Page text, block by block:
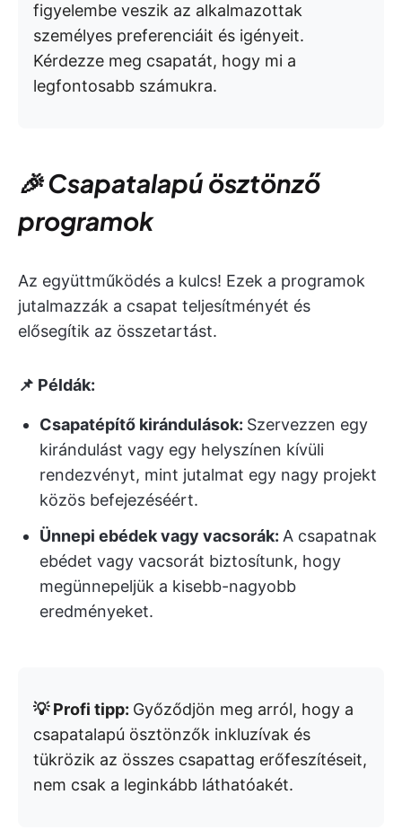
figyelembe veszik az alkalmazottak
személyes preferenciáit és igényeit.
Kérdezze meg csapatát, hogy mi a
legfontosabb számukra.
🎉 Csapatalapú ösztönző
programok
Az együttműködés a kulcs! Ezek a programok
jutalmazzák a csapat teljesítményét és
elősegítik az összetartást.
📌 Példák:
Csapatépítő kirándulások: Szervezzen egy
kirándulást vagy egy helyszínen kívüli
rendezvényt, mint jutalmat egy nagy projekt
közös befejezéséért.
Ünnepi ebédek vagy vacsorák: A csapatnak
ebédet vagy vacsorát biztosítunk, hogy
megünnepeljük a kisebb-nagyobb
eredményeket.
💡 Profi tipp: Győződjön meg arról, hogy a
csapatalapú ösztönzők inkluzívak és
tükrözik az összes csapattag erőfeszítéseit,
nem csak a leginkább láthatóakét.